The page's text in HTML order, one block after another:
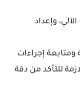
وإعداد
إجراءات
للتأكد من دقة